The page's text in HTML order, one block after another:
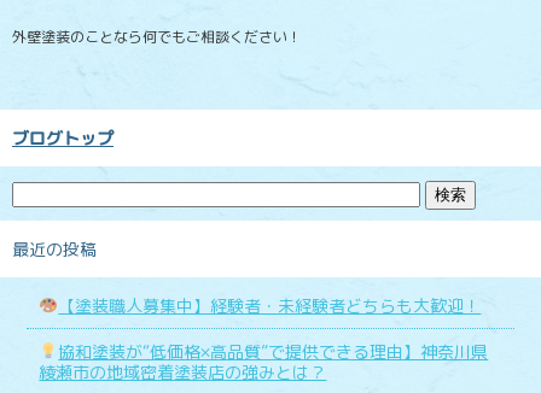
外壁塗装のことなら何でもご相談ください！
ブログトップ
最近の投稿
【塗装職人募集中】経験者・未経験者どちらも大歓迎！
協和塗装が“低価格×高品質”で提供できる理由】神奈川県
綾瀬市の地域密着塗装店の強みとは？